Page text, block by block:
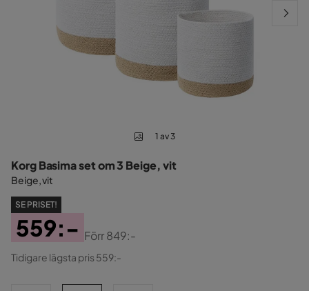
1 av 3
Korg Basima set om 3 Beige, vit
Beige, vit
SE PRISET!
Pris
559:-
Original
Förr849:-
Tidigare lägsta pris 559:-